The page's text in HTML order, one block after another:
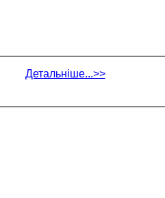
Детальніше...>>